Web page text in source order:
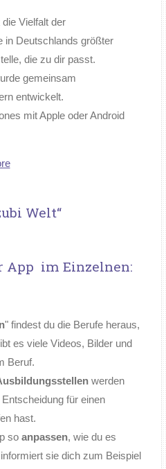
Vielfalt der
in Deutschlands größter
die zu dir passt.
gemeinsam
entwickelt.
mit Apple oder Android
Welt“
App im Einzelnen:
" findest du die Berufe heraus,
es viele Videos, Bilder und
Beruf.
werden
für einen
hast.
so anpassen, wie du es
sie dich zum Beispiel